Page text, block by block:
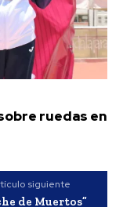
ruedas en
siguiente
de Muertos”